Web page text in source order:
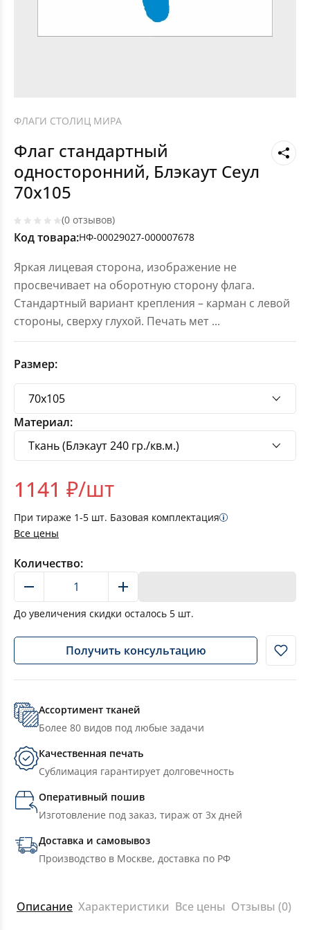
ФЛАГИ СТОЛИЦ МИРА
Флаг стандартный
односторонний, Блэкаут Сеул
70х105
(0 отзывов)
Код товара:НФ-00029027-000007678
Яркая лицевая сторона, изображение не
просвечивает на оборотную сторону флага.
Стандартный вариант крепления – карман с левой
стороны, сверху глухой. Печать мет ...
Размер:
Материал:
1141 ₽/шт
При тираже 1-5 шт. Базовая комплектация
Все цены
Количество:
До увеличения скидки осталось 5 шт.
Получить консультацию
Ассортимент тканей
Более 80 видов под любые задачи
Качественная печать
Сублимация гарантирует долговечность
Оперативный пошив
Изготовление под заказ, тираж от 3х дней
Доставка и самовывоз
Производство в Москве, доставка по РФ
Описание Характеристики Все цены Отзывы (0)